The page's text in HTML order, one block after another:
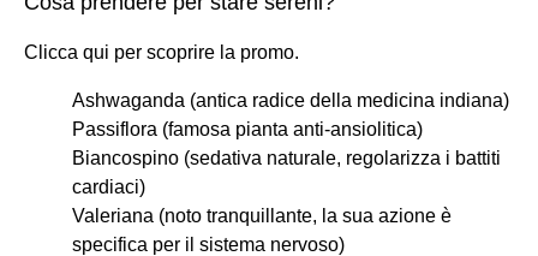
Clicca qui per scoprire la promo.
Ashwaganda (antica radice della medicina indiana)
Passiflora (famosa pianta anti-ansiolitica)
Biancospino (sedativa naturale, regolarizza i battiti
cardiaci)
Valeriana (noto tranquillante, la sua azione è
specifica per il sistema nervoso)